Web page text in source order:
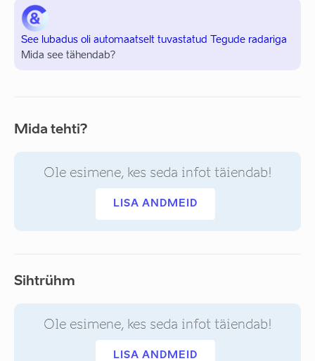
See lubadus oli automaatselt tuvastatud Tegude radariga
Mida see tähendab?
Mida tehti?
Ole esimene, kes seda infot täiendab!
LISA ANDMEID
Sihtrühm
Ole esimene, kes seda infot täiendab!
LISA ANDMEID